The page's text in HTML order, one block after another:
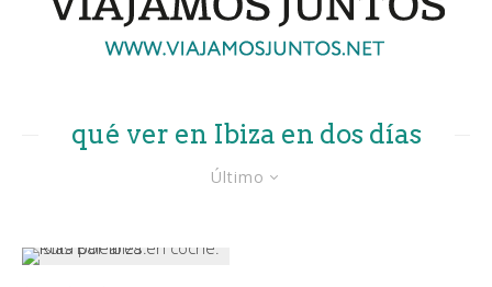
qué ver en Ibiza en dos días
Último